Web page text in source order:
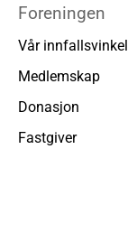
Foreningen
Vår innfallsvinkel
Medlemskap
Donasjon
Fastgiver